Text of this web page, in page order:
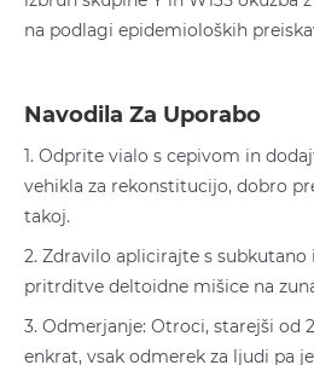
na podlagi epidemioloških
Navodila Za Uporabo
1. Odprite vialo s cepivom in
vehikla za rekonstitucijo, dobro
takoj.
2. Zdravilo aplicirajte s
pritrditve deltoidne mišice na
3. Odmerjanje: Otroci, starejši od
enkrat, vsak odmerek za ljudi pa